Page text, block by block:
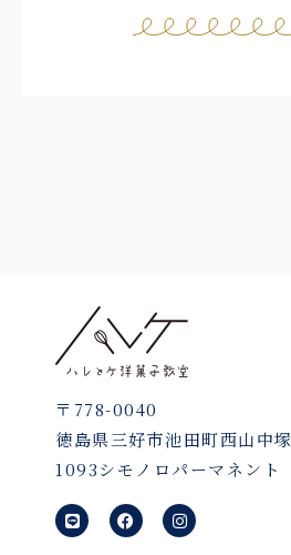
〒778-0040
徳島県三好市池田町西山中塚
1093シモノロパーマネント
L
i
n
F
a
c
I
n
s